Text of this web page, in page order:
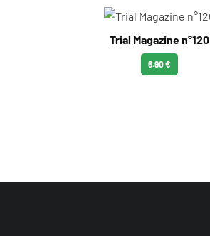
Trial Magazine n°120
6.90 €